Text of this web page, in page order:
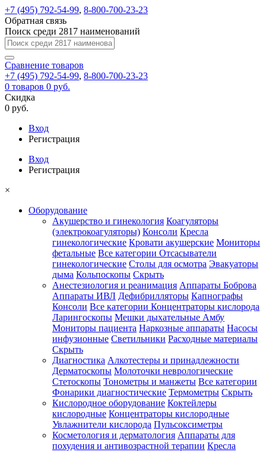
+7 (495) 792-54-99, 8-800-700-23-23
Обратная связь
Поиск среди 2817 наименований
Сравнение товаров
+7 (495) 792-54-99, 8-800-700-23-23
0 товаров 0 руб.
Скидка
0 руб.
Вход
Регистрация
Вход
Регистрация
×
Оборудование
Акушерство и гинекология Коагуляторы
(электрокоагуляторы) Консоли Кресла
гинекологические Кровати акушерские Мониторы
фетальные Все категории Отсасыватели
гинекологические Столы для осмотра Эвакуаторы
дыма Кольпоскопы Скрыть
Анестезиология и реанимация Аппараты Боброва
Аппараты ИВЛ Дефибрилляторы Капнографы
Консоли Все категории Концентраторы кислорода
Ларингоскопы Мешки дыхательные Амбу
Мониторы пациента Наркозные аппараты Насосы
инфузионные Светильники Расходные материалы
Скрыть
Диагностика Алкотестеры и принадлежности
Дерматоскопы Молоточки неврологические
Стетоскопы Тонометры и манжеты Все категории
Фонарики диагностические Термометры Скрыть
Кислородное оборудование Коктейлеры
кислородные Концентраторы кислородные
Увлажнители кислорода Пульсоксиметры
Косметология и дерматология Аппараты для
похудения и антивозрастной терапии Кресла